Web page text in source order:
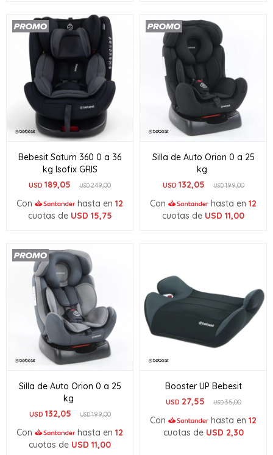
Bebesit Saturn 360 0 a 36
kg Isofix GRIS
USD 189,05 USD249,00
Con hasta en 12
cuotas de USD 15,75
Silla de Auto Orion 0 a 25
kg
USD 132,05 USD199,00
Con hasta en 12
cuotas de USD 11,00
Silla de Auto Orion 0 a 25
kg
USD 132,05 USD199,00
Con hasta en 12
cuotas de USD 11,00
Booster UP Bebesit
USD 27,55 USD35,00
Con hasta en 12
cuotas de USD 2,30